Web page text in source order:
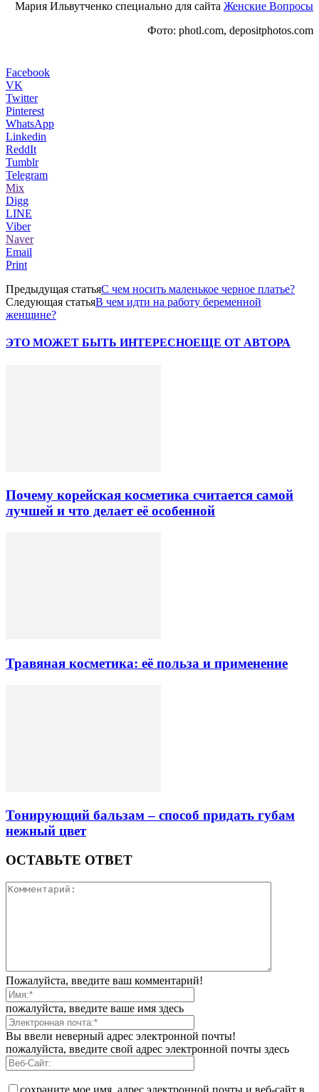
Мария Ильвутченко специально для сайта Женские Вопросы
Фото: photl.com, depositphotos.com
Facebook
VK
Twitter
Pinterest
WhatsApp
Linkedin
ReddIt
Tumblr
Telegram
Mix
Digg
LINE
Viber
Naver
Email
Print
Предыдущая статьяС чем носить маленькое черное платье?
Следующая статьяВ чем идти на работу беременной
женщине?
ЭТО МОЖЕТ БЫТЬ ИНТЕРЕСНОЕЩЕ ОТ АВТОРА
Почему корейская косметика считается самой
лучшей и что делает её особенной
Травяная косметика: её польза и применение
Тонирующий бальзам – способ придать губам
нежный цвет
ОСТАВЬТЕ ОТВЕТ
Пожалуйста, введите ваш комментарий!
пожалуйста, введите ваше имя здесь
Вы ввели неверный адрес электронной почты!
пожалуйста, введите свой адрес электронной почты здесь
сохраните мое имя, адрес электронной почты и веб-сайт в